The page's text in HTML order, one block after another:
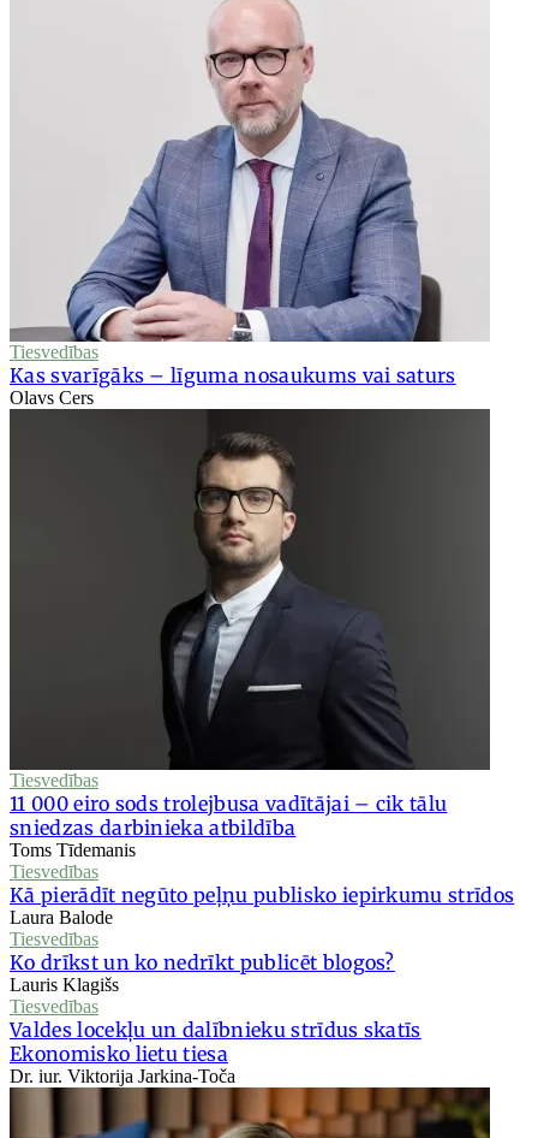
Tiesvedības
Kas svarīgāks – līguma nosaukums vai saturs
Olavs Cers
Tiesvedības
11 000 eiro sods trolejbusa vadītājai – cik tālu
sniedzas darbinieka atbildība
Toms Tīdemanis
Tiesvedības
Kā pierādīt negūto peļņu publisko iepirkumu strīdos
Laura Balode
Tiesvedības
Ko drīkst un ko nedrīkt publicēt blogos?
Lauris Klagišs
Tiesvedības
Valdes locekļu un dalībnieku strīdus skatīs
Ekonomisko lietu tiesa
Dr. iur. Viktorija Jarkina-Toča